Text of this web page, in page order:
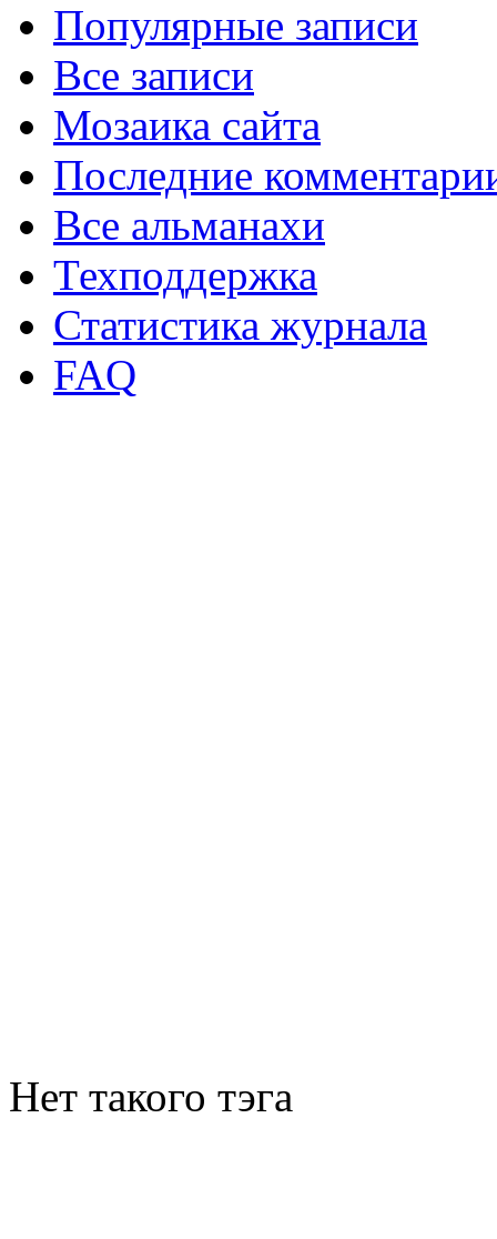
Популярные записи
Все записи
Мозаика сайта
Последние
Все альманахи
Техподдержка
Статистика журнала
FAQ
Нет такого тэга